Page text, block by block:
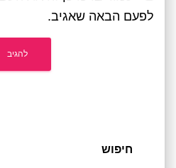
לפעם הבאה שאגיב.
חיפוש